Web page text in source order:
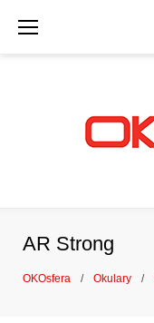
AR Strong
OKOsfera / Okulary /